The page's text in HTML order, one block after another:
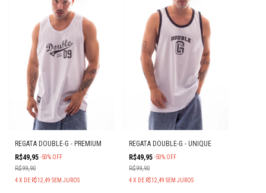
REGATA DOUBLE-G - PREMIUM
R$49,95 -50% OFF
R$99,90
4X DE R$12,49 SEM JUROS
REGATA DOUBLE-G - UNIQUE
R$49,95-50% OFF
R$99,90
4 X DE R$12,49 SEM JUROS